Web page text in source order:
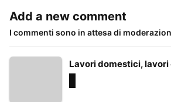
Add a new comment
I commenti sono in attesa di
Lavori domestici,